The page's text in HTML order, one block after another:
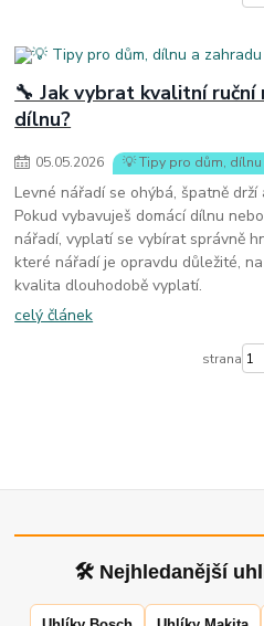
🔧 Jak vybrat kvalitní
dílnu?
05.05.2026 💡 Tipy pro dům, dílnu
Levné nářadí se ohýbá, špatně
Pokud vybavuješ domácí dílnu
nářadí, vyplatí se vybírat správně
které nářadí je opravdu důležité,
kvalita dlouhodobě vyplatí.
celý článek
strana
🛠 Nejhledanější